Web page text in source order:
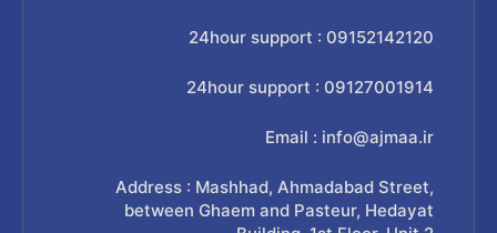
24hour support : 09152142120
24hour support : 09127001914
Email : info@ajmaa.ir
Address : Mashhad, Ahmadabad Street,
between Ghaem and Pasteur, Hedayat